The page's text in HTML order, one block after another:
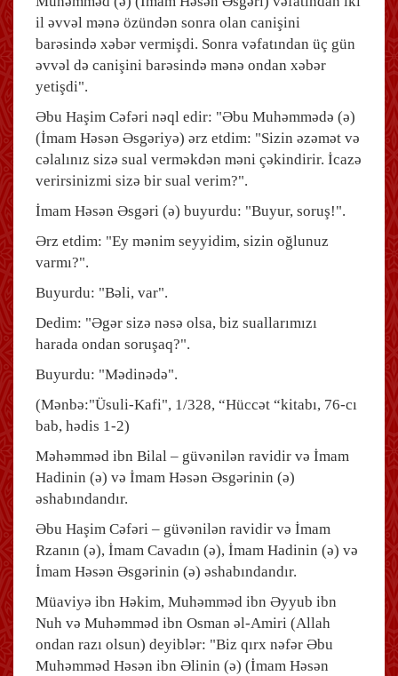
il əvvəl mənə özündən sonra olan canişini
barəsində xəbər vermişdi. Sonra vəfatından üç gün
əvvəl də canişini barəsində mənə ondan xəbər
yetişdi".
Əbu Haşim Cəfəri nəql edir: "Əbu Muhəmmədə (ə)
(İmam Həsən Əsgəriyə) ərz etdim: "Sizin əzəmət və
cəlalınız sizə sual verməkdən məni çəkindirir. İcazə
verirsinizmi sizə bir sual verim?".
İmam Həsən Əsgəri (ə) buyurdu: "Buyur, soruş!".
Ərz etdim: "Ey mənim seyyidim, sizin oğlunuz
varmı?".
Buyurdu: "Bəli, var".
Dedim: "Əgər sizə nəsə olsa, biz suallarımızı
harada ondan soruşaq?".
Buyurdu: "Mədinədə".
(Mənbə:"Üsuli-Kafi", 1/328, “Hüccət “kitabı, 76-cı
bab, hədis 1-2)
Məhəmməd ibn Bilal – güvənilən ravidir və İmam
Hadinin (ə) və İmam Həsən Əsgərinin (ə)
əshabındandır.
Əbu Haşim Cəfəri – güvənilən ravidir və İmam
Rzanın (ə), İmam Cavadın (ə), İmam Hadinin (ə) və
İmam Həsən Əsgərinin (ə) əshabındandır.
Müaviyə ibn Həkim, Muhəmməd ibn Əyyub ibn
Nuh və Muhəmməd ibn Osman əl-Amiri (Allah
ondan razı olsun) deyiblər: "Biz qırx nəfər Əbu
Muhəmməd Həsən ibn Əlinin (ə) (İmam Həsən